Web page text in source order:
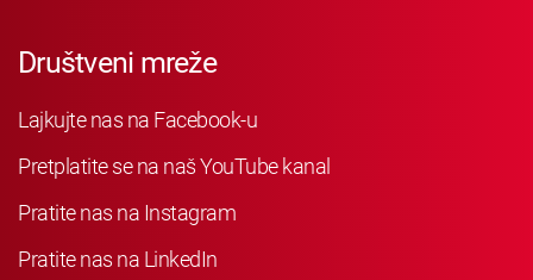
Društveni mreže
Lajkujte nas na Facebook-u
Pretplatite se na naš YouTube kanal
Pratite nas na Instagram
Pratite nas na LinkedIn